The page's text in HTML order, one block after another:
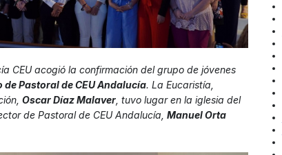
CEU acogió la confirmación del grupo de jóvenes
de Pastoral de CEU Andalucía. La Eucaristía,
Oscar Díaz Malaver , tuvo lugar en la iglesia del
de Pastoral de CEU Andalucía, Manuel Orta